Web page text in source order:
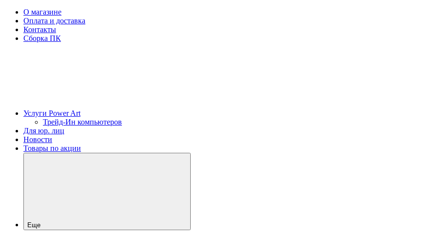
О магазине
Оплата и доставка
Контакты
Сборка ПК
Услуги Power Art
Трейд-Ин компьютеров
Для юр. лиц
Новости
Товары по акции
Еще